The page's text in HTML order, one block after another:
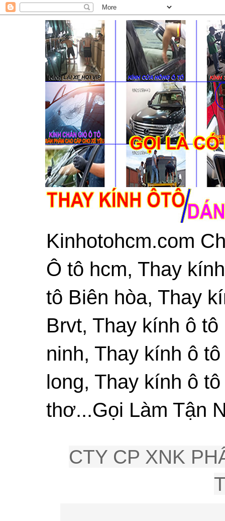
Kinhotohcm.com
Ô tô hcm, Thay
tô Biên hòa, Thay
Brvt, Thay kính ô
ninh, Thay kính ô
long, Thay kính ô
thơ...Gọi Làm Tận
CTY CP XNK